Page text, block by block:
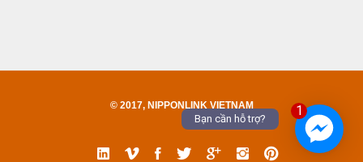
1
Bạn cần hỗ trợ?
© 2017, NIPPONLINK VIETNAM
LinkedVimeoFacebook
TwitterGoogleInstgram
Pinterest